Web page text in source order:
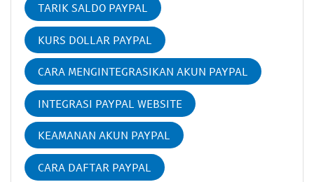
TARIK SALDO PAYPAL
KURS DOLLAR PAYPAL
CARA MENGINTEGRASIKAN AKUN PAYPAL
INTEGRASI PAYPAL WEBSITE
KEAMANAN AKUN PAYPAL
CARA DAFTAR PAYPAL